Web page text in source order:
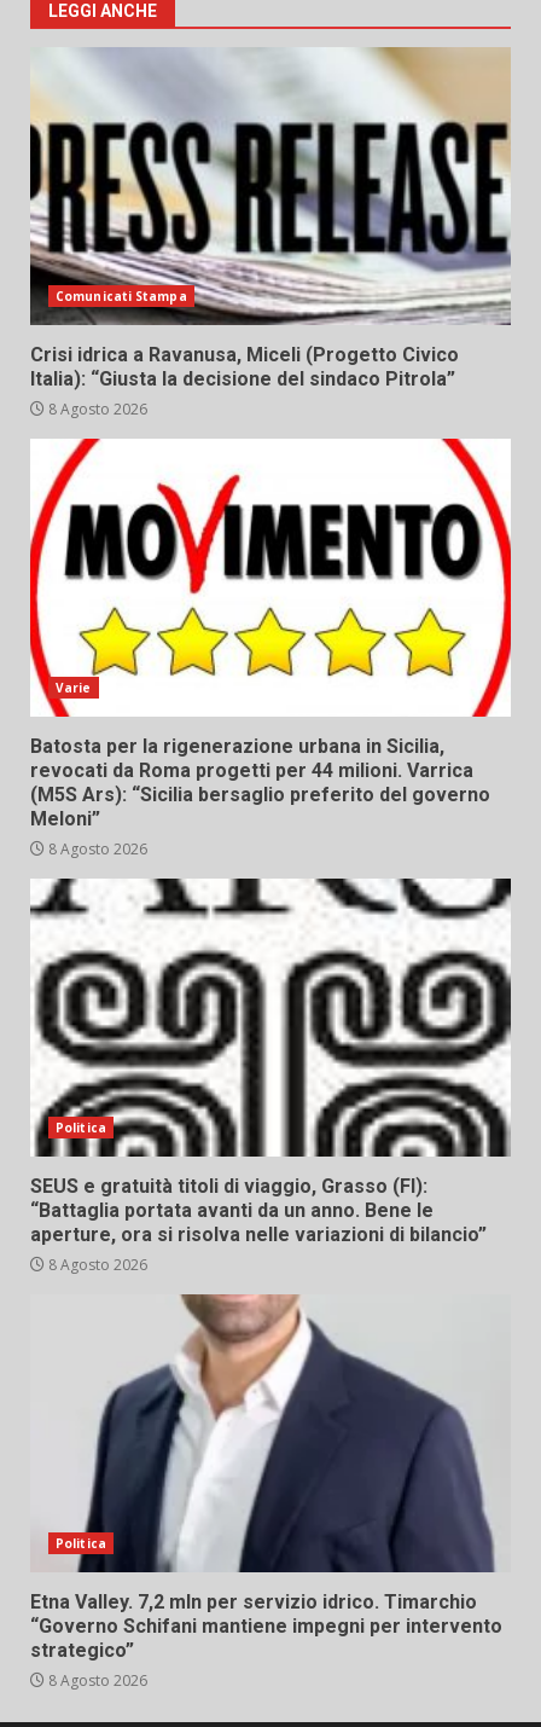
LEGGI ANCHE
Comunicati Stampa
Crisi idrica a Ravanusa, Miceli (Progetto Civico
Italia): “Giusta la decisione del sindaco Pitrola”
8 Agosto 2026
Varie
Batosta per la rigenerazione urbana in Sicilia,
revocati da Roma progetti per 44 milioni. Varrica
(M5S Ars): “Sicilia bersaglio preferito del governo
Meloni”
8 Agosto 2026
Politica
SEUS e gratuità titoli di viaggio, Grasso (FI):
“Battaglia portata avanti da un anno. Bene le
aperture, ora si risolva nelle variazioni di bilancio”
8 Agosto 2026
Politica
Etna Valley. 7,2 mln per servizio idrico. Timarchio
“Governo Schifani mantiene impegni per intervento
strategico”
8 Agosto 2026